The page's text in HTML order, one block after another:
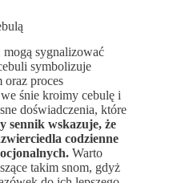
mogą sygnalizować
symbolizuje
oraz proces
śnie kroimy cebulę i
doświadczenia, które
sennik wskazuje, że
codzienne
Warto
takim snom, gdyż